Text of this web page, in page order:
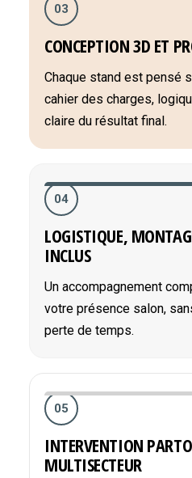
03
CONCEPTION 3D ET
Chaque stand est pensé
cahier des charges,
claire du résultat final.
04
LOGISTIQUE,
INCLUS
Un accompagnement
votre présence salon,
perte de temps.
05
INTERVENTION
MULTISECTEUR